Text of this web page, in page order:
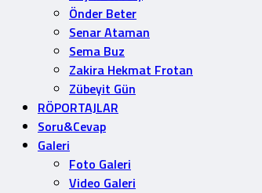
Önder Beter
Senar Ataman
Sema Buz
Zakira Hekmat Frotan
Zübeyit Gün
RÖPORTAJLAR
Soru&Cevap
Galeri
Foto Galeri
Video Galeri